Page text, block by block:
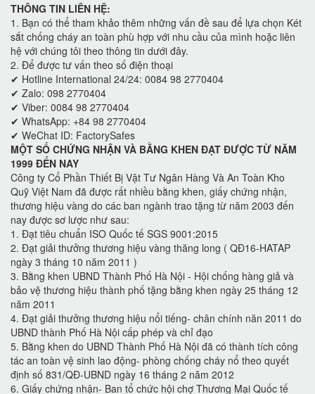
THÔNG TIN LIÊN HỆ:
1. Bạn có thể tham khảo thêm những vấn đề sau để lựa chọn Két
sắt chống cháy an toàn phù hợp với nhu cầu của mình hoặc liên
hệ với chúng tôi theo thông tin dưới đây.
2. Để được tư vấn theo số điện thoại
✔ Hotline International 24/24: 0084 98 2770404
✔ Zalo: 098 2770404
✔ Viber: 0084 98 2770404
✔ WhatsApp: +84 98 2770404
✔ WeChat ID: FactorySafes
MỘT SỐ CHỨNG NHẬN VÀ BẰNG KHEN ĐẠT ĐƯỢC TỪ NĂM
1999 ĐẾN NAY
Công ty Cổ Phần Thiết Bị Vật Tư Ngân Hàng Và An Toàn Kho
Quỹ Việt Nam đã được rất nhiều bằng khen, giấy chứng nhận,
thương hiệu vàng do các ban ngành trao tặng từ năm 2003 đến
nay được sơ lược như sau:
1. Đạt tiêu chuẩn ISO Quốc tế SGS 9001:2015
2. Đạt giải thưởng thương hiệu vàng thăng long ( QĐ16-HATAP
ngày 3 tháng 10 năm 2011 )
3. Bằng khen UBND Thành Phố Hà Nội - Hội chống hàng giả và
bảo vệ thương hiệu thành phố tặng bằng khen ngày 25 tháng 12
năm 2011
4. Đạt giải thưởng thương hiệu nổi tiếng- chân chính năn 2011 do
UBND thành Phố Hà Nội cấp phép và chỉ đạo
5. Bằng khen do UBND Thành Phố Hà Nội đã có thành tích công
tác an toàn vệ sinh lao động- phòng chống cháy nổ theo quyết
định số 831/QĐ-UBND ngày 16 tháng 2 năm 2012
6. Giấy chứng nhận- Ban tổ chức hội chợ Thương Mại Quốc tế